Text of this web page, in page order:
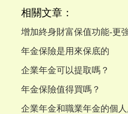
相關文章：
增加終身財富保值功能-更
年金保險是用來保底的
企業年金可以提取嗎？
年金保險值得買嗎？
企業年金和職業年金的個